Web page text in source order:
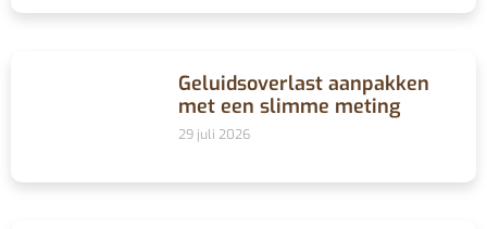
Geluidsoverlast aanpakken
met een slimme meting
29 juli 2026